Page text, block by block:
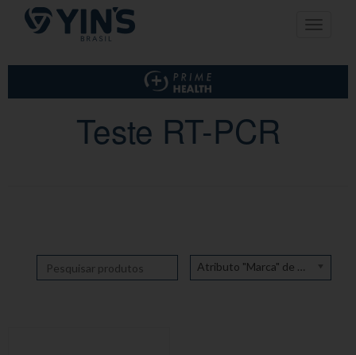
Pular
para
conteúdo
Toggle
Teste RT-PCR
Atributo "Marca" de produto